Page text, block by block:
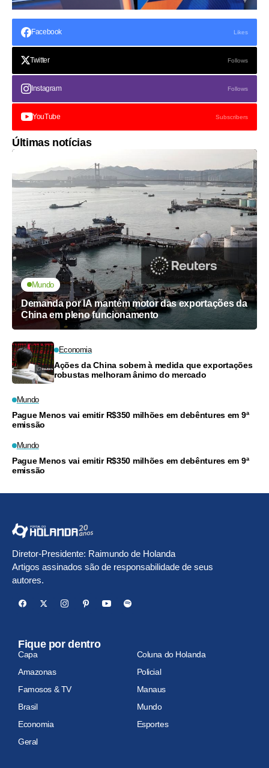
Facebook Likes
Twitter Follows
Instagram Follows
YouTube Subscribers
Últimas notícias
Mundo
Demanda por IA mantém motor das exportações da
China em pleno funcionamento
Economia
Ações da China sobem à medida que exportações
robustas melhoram ânimo do mercado
Mundo
Pague Menos vai emitir R$350 milhões em debêntures em 9ª
emissão
Mundo
Pague Menos vai emitir R$350 milhões em debêntures em 9ª
emissão
Diretor-Presidente: Raimundo de Holanda
Artigos assinados são de responsabilidade de seus
autores.
Fique por dentro
Capa
Coluna do Holanda
Amazonas
Policial
Famosos & TV
Manaus
Brasil
Mundo
Economia
Esportes
Geral